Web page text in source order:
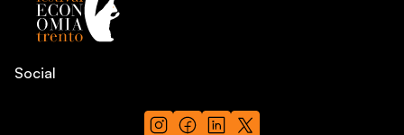
Social